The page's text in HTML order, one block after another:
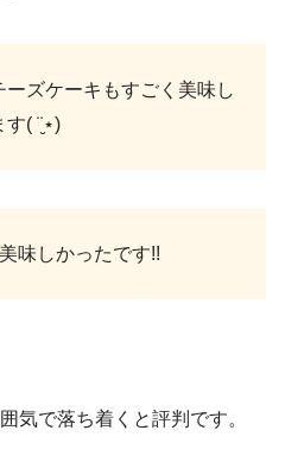
ズケーキもすごく美味し
す( ¨̮⋆)
味しかったです!!
気で落ち着くと評判です。